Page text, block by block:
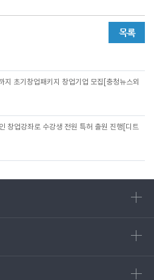
지 초기창업패키지 창업기업 모집[충청뉴스외
창업강좌로 수강생 전원 특허 출원 진행[디트